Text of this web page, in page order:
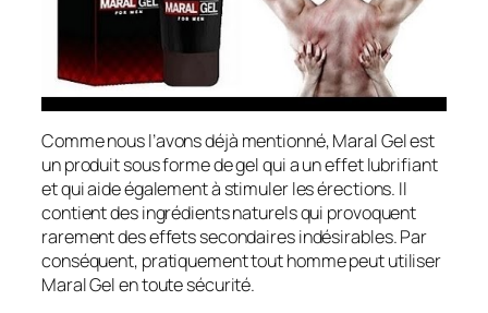
Comme nous l’avons déjà mentionné, Maral Gel est
un produit sous forme de gel qui a un effet lubrifiant
et qui aide également à stimuler les érections. Il
contient des ingrédients naturels qui provoquent
rarement des effets secondaires indésirables. Par
conséquent, pratiquement tout homme peut utiliser
Maral Gel en toute sécurité.